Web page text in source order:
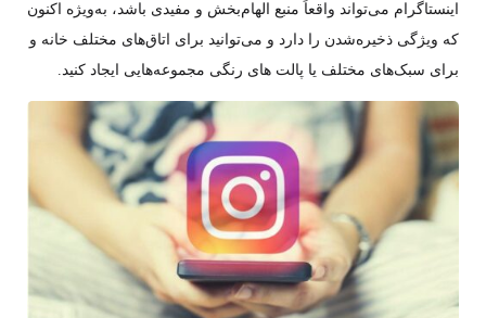
اینستاگرام می‌تواند واقعاً منبع الهام‌بخش و مفیدی باشد، به‌ویژه اکنون
که ویژگی ذخیره‌شدن را دارد و می‌توانید برای اتاق‌های مختلف خانه و
برای سبک‌های مختلف یا پالت های رنگی مجموعه‌هایی ایجاد کنید.